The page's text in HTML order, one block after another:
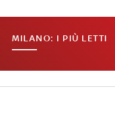
MILANO: I PIÙ LETTI